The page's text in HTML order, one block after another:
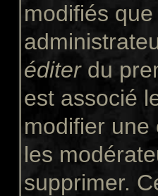
modifiés
éditerdu
est associé
modifier une
les
supprimer.